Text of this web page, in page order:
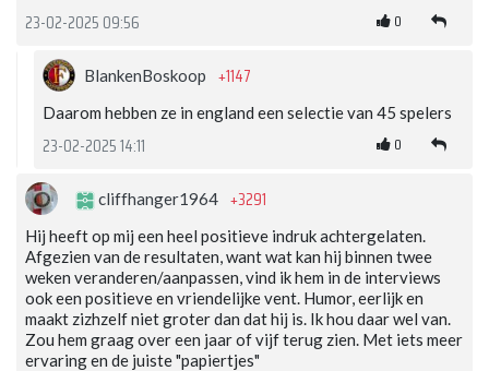
23-02-2025 09:56 0
BlankenBoskoop +1147
Daarom hebben ze in england een selectie van 45 spelers
23-02-2025 14:11 0
cliffhanger1964 +3291
Hij heeft op mij een heel positieve indruk achtergelaten.
Afgezien van de resultaten, want wat kan hij binnen twee
weken veranderen/aanpassen, vind ik hem in de interviews
ook een positieve en vriendelijke vent. Humor, eerlijk en
maakt zizhzelf niet groter dan dat hij is. Ik hou daar wel van.
Zou hem graag over een jaar of vijf terug zien. Met iets meer
ervaring en de juiste "papiertjes"